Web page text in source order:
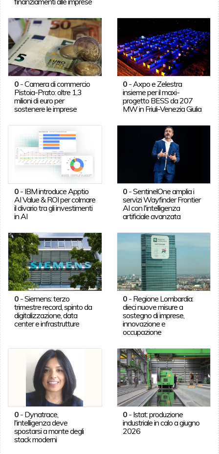
0-Camera di commercio
Pistoia-Prato: oltre 1,3
milioni di euro per
sostenere le imprese
0 - Axpo e Zelestra
insieme per il maxi-
progetto BESS da 207
MW in Friuli-Venezia Giulia
0- IBM introduce Apptio
AI Value & ROI per colmare
il divario tra gli investimenti
in AI
0 -SentinelOne amplia i
servizi Wayfinder Frontier
AI con l'intelligenza
artificiale avanzata
0-Siemens: terzo
trimestre record, spinto da
digitalizzazione, data
center e infrastrutture
0 - Regione Lombardia:
dieci nuove misure a
sostegno di imprese,
innovazione e
occupazione
0- Dynatrace,
l'intelligenza deve
spostarsi a monte degli
stack moderni
0 - Istat: produzione
industriale in calo a giugno
2026